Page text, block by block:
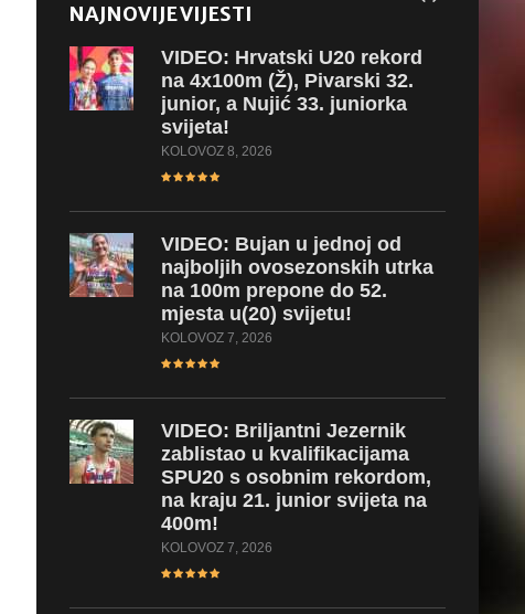
NAJNOVIJE VIJESTI
VIDEO: Hrvatski U20 rekord
na 4x100m (Ž), Pivarski 32.
junior, a Nujić 33. juniorka
svijeta!
KOLOVOZ 8, 2026
VIDEO: Bujan u jednoj od
najboljih ovosezonskih utrka
na 100m prepone do 52.
mjesta u(20) svijetu!
KOLOVOZ 7, 2026
VIDEO: Briljantni Jezernik
zablistao u kvalifikacijama
SPU20 s osobnim rekordom,
na kraju 21. junior svijeta na
400m!
KOLOVOZ 7, 2026